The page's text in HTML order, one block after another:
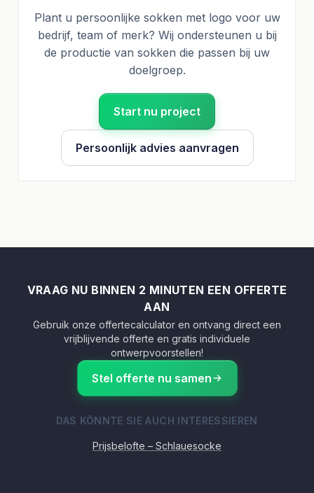
Plant u persoonlijke sokken met logo voor uw
bedrijf, team of merk? Wij ondersteunen u bij
de productie van sokken die passen bij uw
doelgroep.
Start nu project
Persoonlijk advies aanvragen
VRAAG NU BINNEN 2 MINUTEN EEN OFFERTE
AAN
Gebruik onze offertecalculator en ontvang direct een
vrijblijvende offerte en gratis individuele
ontwerpvoorstellen!
Stel offerte nu samen
DAS KÖNNTE SIE AUCH INTERESSIEREN
Prijsbelofte – Schlauesocke